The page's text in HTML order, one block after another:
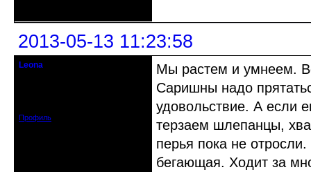
2013-05-13 11:23:58
Leona
Профиль
Мы растем и умнеем.
Саришны надо
удовольствие. А если
терзаем шлепанцы,
перья пока не
бегающая. Ходит за